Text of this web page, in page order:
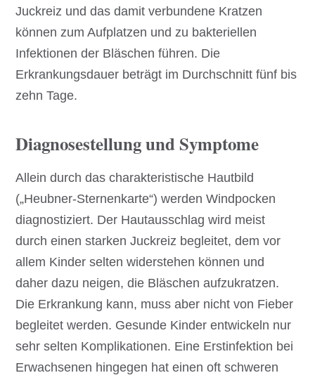
Juckreiz und das damit verbundene Kratzen
können zum Aufplatzen und zu bakteriellen
Infektionen der Bläschen führen. Die
Erkrankungsdauer beträgt im Durchschnitt fünf bis
zehn Tage.
Diagnosestellung und Symptome
Allein durch das charakteristische Hautbild
(„Heubner-Sternenkarte“) werden Windpocken
diagnostiziert. Der Hautausschlag wird meist
durch einen starken Juckreiz begleitet, dem vor
allem Kinder selten widerstehen können und
daher dazu neigen, die Bläschen aufzukratzen.
Die Erkrankung kann, muss aber nicht von Fieber
begleitet werden. Gesunde Kinder entwickeln nur
sehr selten Komplikationen. Eine Erstinfektion bei
Erwachsenen hingegen hat einen oft schweren